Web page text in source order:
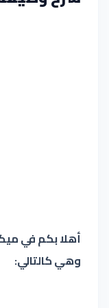
وهي كالتالي: